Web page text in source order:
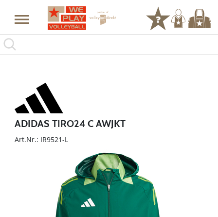
ADIDAS TIRO24 C AWJKT
Art.Nr.: IR9521-L